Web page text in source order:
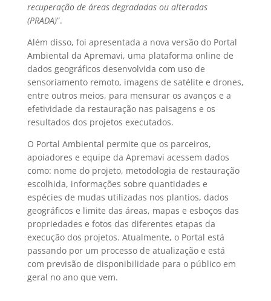
recuperação de áreas degradadas ou alteradas
(PRADA)”.
Além disso, foi apresentada a nova versão do Portal
Ambiental da Apremavi, uma plataforma online de
dados geográficos desenvolvida com uso de
sensoriamento remoto, imagens de satélite e drones,
entre outros meios, para mensurar os avanços e a
efetividade da restauração nas paisagens e os
resultados dos projetos executados.
O Portal Ambiental permite que os parceiros,
apoiadores e equipe da Apremavi acessem dados
como: nome do projeto, metodologia de restauração
escolhida, informações sobre quantidades e
espécies de mudas utilizadas nos plantios, dados
geográficos e limite das áreas, mapas e esboços das
propriedades e fotos das diferentes etapas da
execução dos projetos. Atualmente, o Portal está
passando por um processo de atualização e está
com previsão de disponibilidade para o público em
geral no ano que vem.